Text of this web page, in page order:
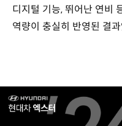
디지털 기능, 뛰어난 연비
역량이 충실히 반영된 결